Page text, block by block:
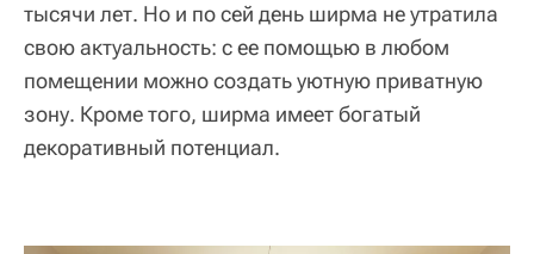
тысячи лет. Но и по сей день ширма не утратила
свою актуальность: с ее помощью в любом
помещении можно создать уютную приватную
зону. Кроме того, ширма имеет богатый
декоративный потенциал.